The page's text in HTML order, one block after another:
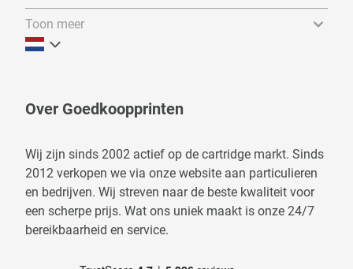
Toon meer
Over Goedkoopprinten
Wij zijn sinds 2002 actief op de cartridge markt. Sinds
2012 verkopen we via onze website aan particulieren
en bedrijven. Wij streven naar de beste kwaliteit voor
een scherpe prijs. Wat ons uniek maakt is onze 24/7
bereikbaarheid en service.